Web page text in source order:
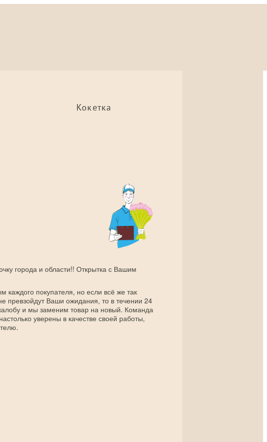
Кокетка
города и области!! Открытка с Вашим
каждого покупателя, но если всё же так
превзойдут Ваши ожидания, то в течении 24
и мы заменим товар на новый. Команда
уверены в качестве своей работы,